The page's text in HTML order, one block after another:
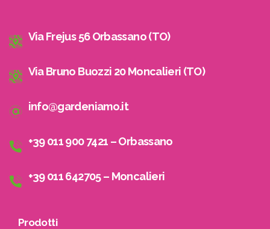
Via Frejus 56 Orbassano (TO)
Via Bruno Buozzi 20 Moncalieri (TO)
info@gardeniamo.it
+39 011 900 7421 – Orbassano
+39 011 642705 – Moncalieri
Prodotti